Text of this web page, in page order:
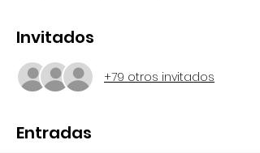
Invitados
+79 otros invitados
Entradas